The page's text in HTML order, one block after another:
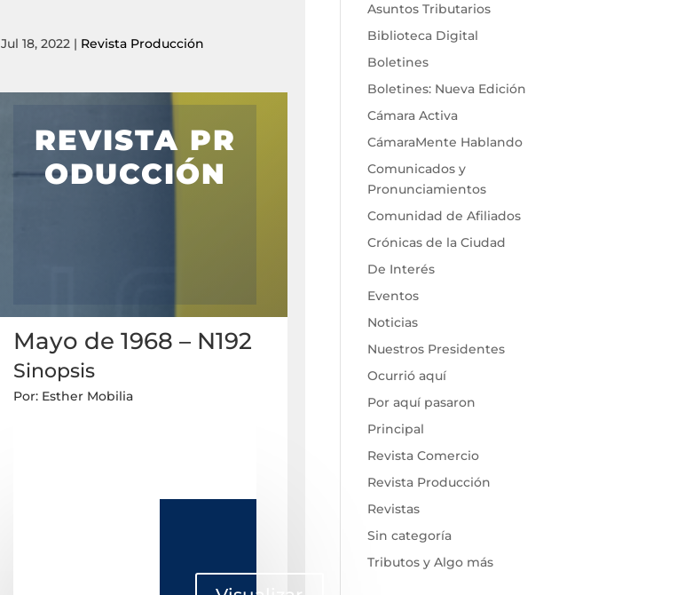
Jul 18, 2022| Revista Producción
REVISTA PR
ODUCCIÓN
Mayo de 1968 – N192
Sinopsis
Por: Esther Mobilia
Asuntos Tributarios
Biblioteca Digital
Boletines
Boletines: Nueva Edición
Cámara Activa
CámaraMente Hablando
Comunicados y
Pronunciamientos
Comunidad de Afiliados
Crónicas de la Ciudad
De Interés
Eventos
Noticias
Nuestros Presidentes
Ocurrió aquí
Por aquí pasaron
Principal
Revista Comercio
Revista Producción
Revistas
Sin categoría
Tributos y Algo más